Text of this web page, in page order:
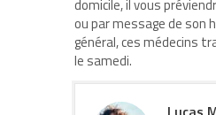
domicile, il vous
ou par message de son
général, ces médecins
le samedi.